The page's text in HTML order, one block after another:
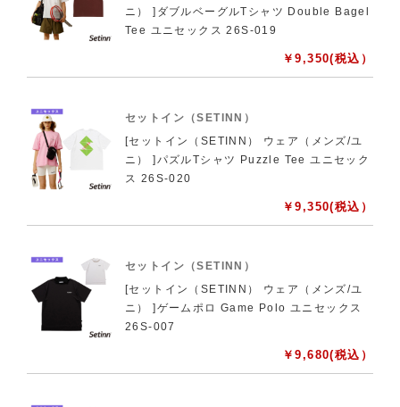
ニ） ]ダブルベーグルTシャツ Double Bagel
Tee ユニセックス 26S-019
￥9,350(税込）
セットイン（SETINN）
[セットイン（SETINN） ウェア（メンズ/ユ
ニ） ]パズルTシャツ Puzzle Tee ユニセック
ス 26S-020
￥9,350(税込）
セットイン（SETINN）
[セットイン（SETINN） ウェア（メンズ/ユ
ニ） ]ゲームポロ Game Polo ユニセックス
26S-007
￥9,680(税込）